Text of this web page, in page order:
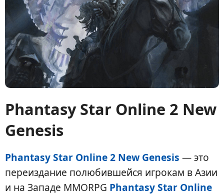
Phantasy Star Online 2 New
Genesis
Phantasy Star Online 2 New Genesis — это
переиздание полюбившейся игрокам в Азии
и на Западе MMORPG Phantasy Star Online